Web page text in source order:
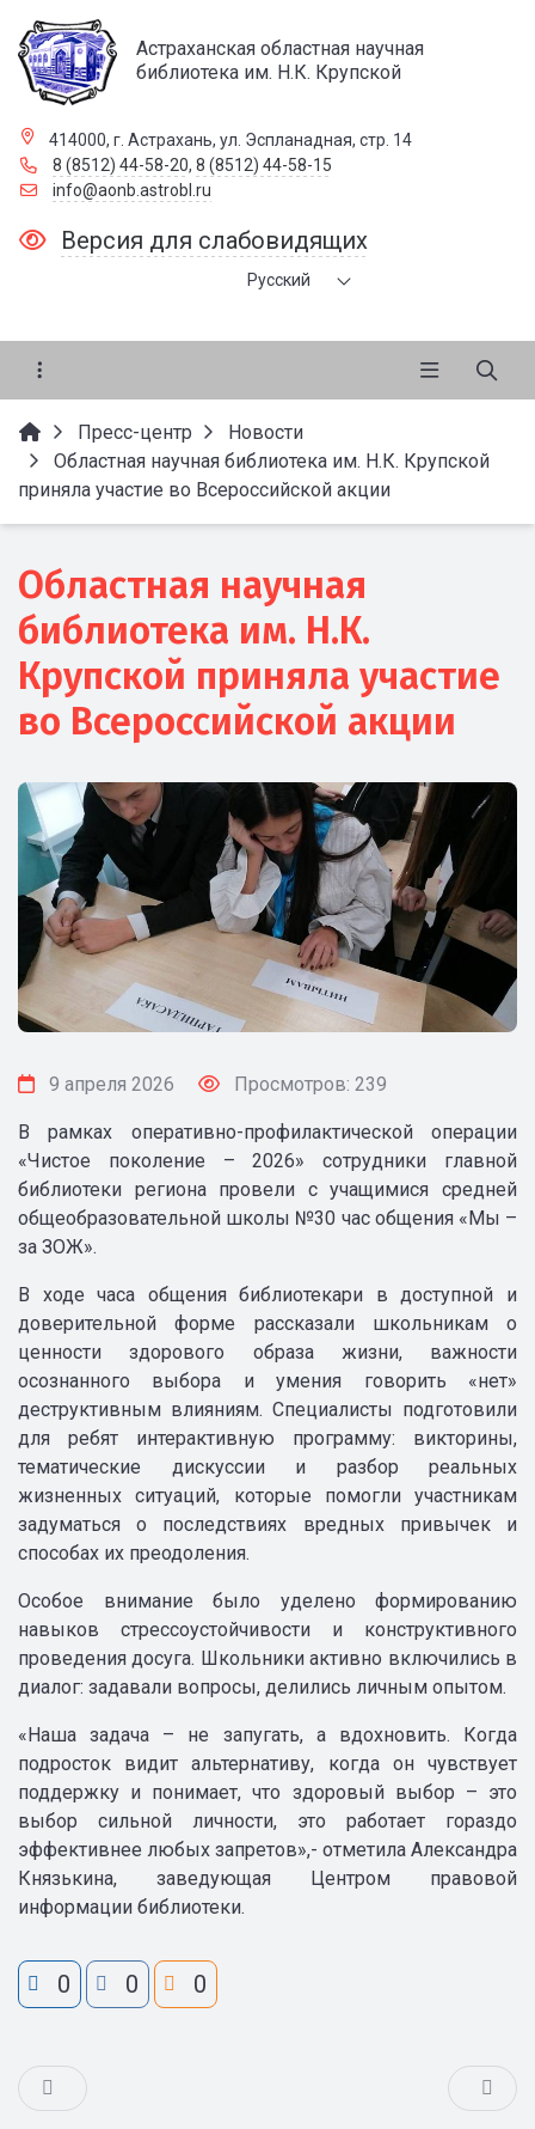
Астраханская областная научная
библиотека им. Н.К. Крупской
414000, г. Астрахань, ул. Эспланадная, стр. 14
8 (8512) 44-58-20, 8 (8512) 44-58-15
info@aonb.astrobl.ru
Версия для слабовидящих
Русский
Пресс-центр
Новости
Областная научная библиотека им. Н.К. Крупской
приняла участие во Всероссийской акции
Областная научная
библиотека им. Н.К.
Крупской приняла участие
во Всероссийской акции
9 апреля 2026 Просмотров: 239
В рамках оперативно-профилактической операции
«Чистое поколение – 2026» сотрудники главной
библиотеки региона провели с учащимися средней
общеобразовательной школы №30 час общения «Мы –
за ЗОЖ».
В ходе часа общения библиотекари в доступной и
доверительной форме рассказали школьникам о
ценности здорового образа жизни, важности
осознанного выбора и умения говорить «нет»
деструктивным влияниям. Специалисты подготовили
для ребят интерактивную программу: викторины,
тематические дискуссии и разбор реальных
жизненных ситуаций, которые помогли участникам
задуматься о последствиях вредных привычек и
способах их преодоления.
Особое внимание было уделено формированию
навыков стрессоустойчивости и конструктивного
проведения досуга. Школьники активно включились в
диалог: задавали вопросы, делились личным опытом.
«Наша задача – не запугать, а вдохновить. Когда
подросток видит альтернативу, когда он чувствует
поддержку и понимает, что здоровый выбор – это
выбор сильной личности, это работает гораздо
эффективнее любых запретов»,- отметила Александра
Князькина, заведующая Центром правовой
информации библиотеки.
0 0 0